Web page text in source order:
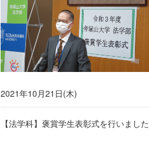
2021年10月21日(木)
【法学科】褒賞学生表彰式を行いました